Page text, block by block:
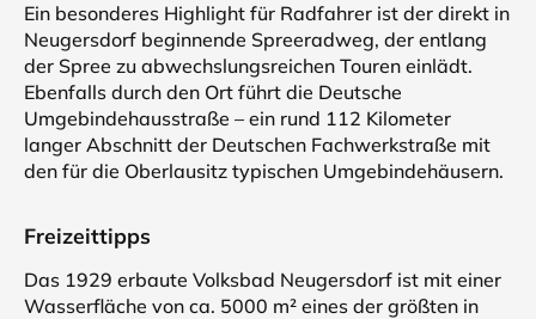
Ein besonderes Highlight für Radfahrer ist der direkt in
Neugersdorf beginnende Spreeradweg, der entlang
der Spree zu abwechslungsreichen Touren einlädt.
Ebenfalls durch den Ort führt die Deutsche
Umgebindehausstraße – ein rund 112 Kilometer
langer Abschnitt der Deutschen Fachwerkstraße mit
den für die Oberlausitz typischen Umgebindehäusern.
Freizeittipps
Das 1929 erbaute Volksbad Neugersdorf ist mit einer
Wasserfläche von ca. 5000 m² eines der größten in